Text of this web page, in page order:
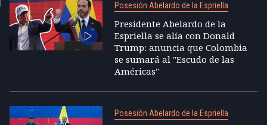
Posesión Abelardo de la Espriella
Presidente Abelardo de la
Espriella se alía con Donald
Trump: anuncia que Colombia
se sumará al "Escudo de las
Américas"
Posesión Abelardo de la Espriella